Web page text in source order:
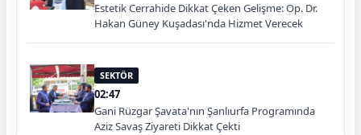
Estetik Cerrahide Dikkat Çeken Gelişme: Op. Dr.
Hakan Güney Kuşadası'nda Hizmet Verecek
SEKTÖR
02:47
Gani Rüzgar Şavata'nın Şanlıurfa Programında
Aziz Savaş Ziyareti Dikkat Çekti